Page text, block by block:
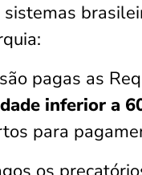
pagas as
inferior a
para